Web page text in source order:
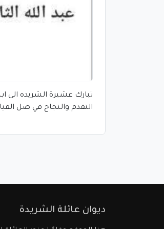
تبارك عشيرة الشريده الى
التقدم والنجاح في ضل
ديوان عائلة الشريدة